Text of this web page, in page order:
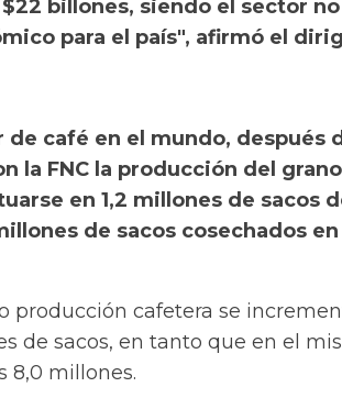
billones, siendo el sector no
para el país", afirmó el
café en el mundo, después
la FNC la producción del
en 1,2 millones de sacos
de sacos cosechados en
producción cafetera se
de sacos, en tanto que en el
8,0 millones.